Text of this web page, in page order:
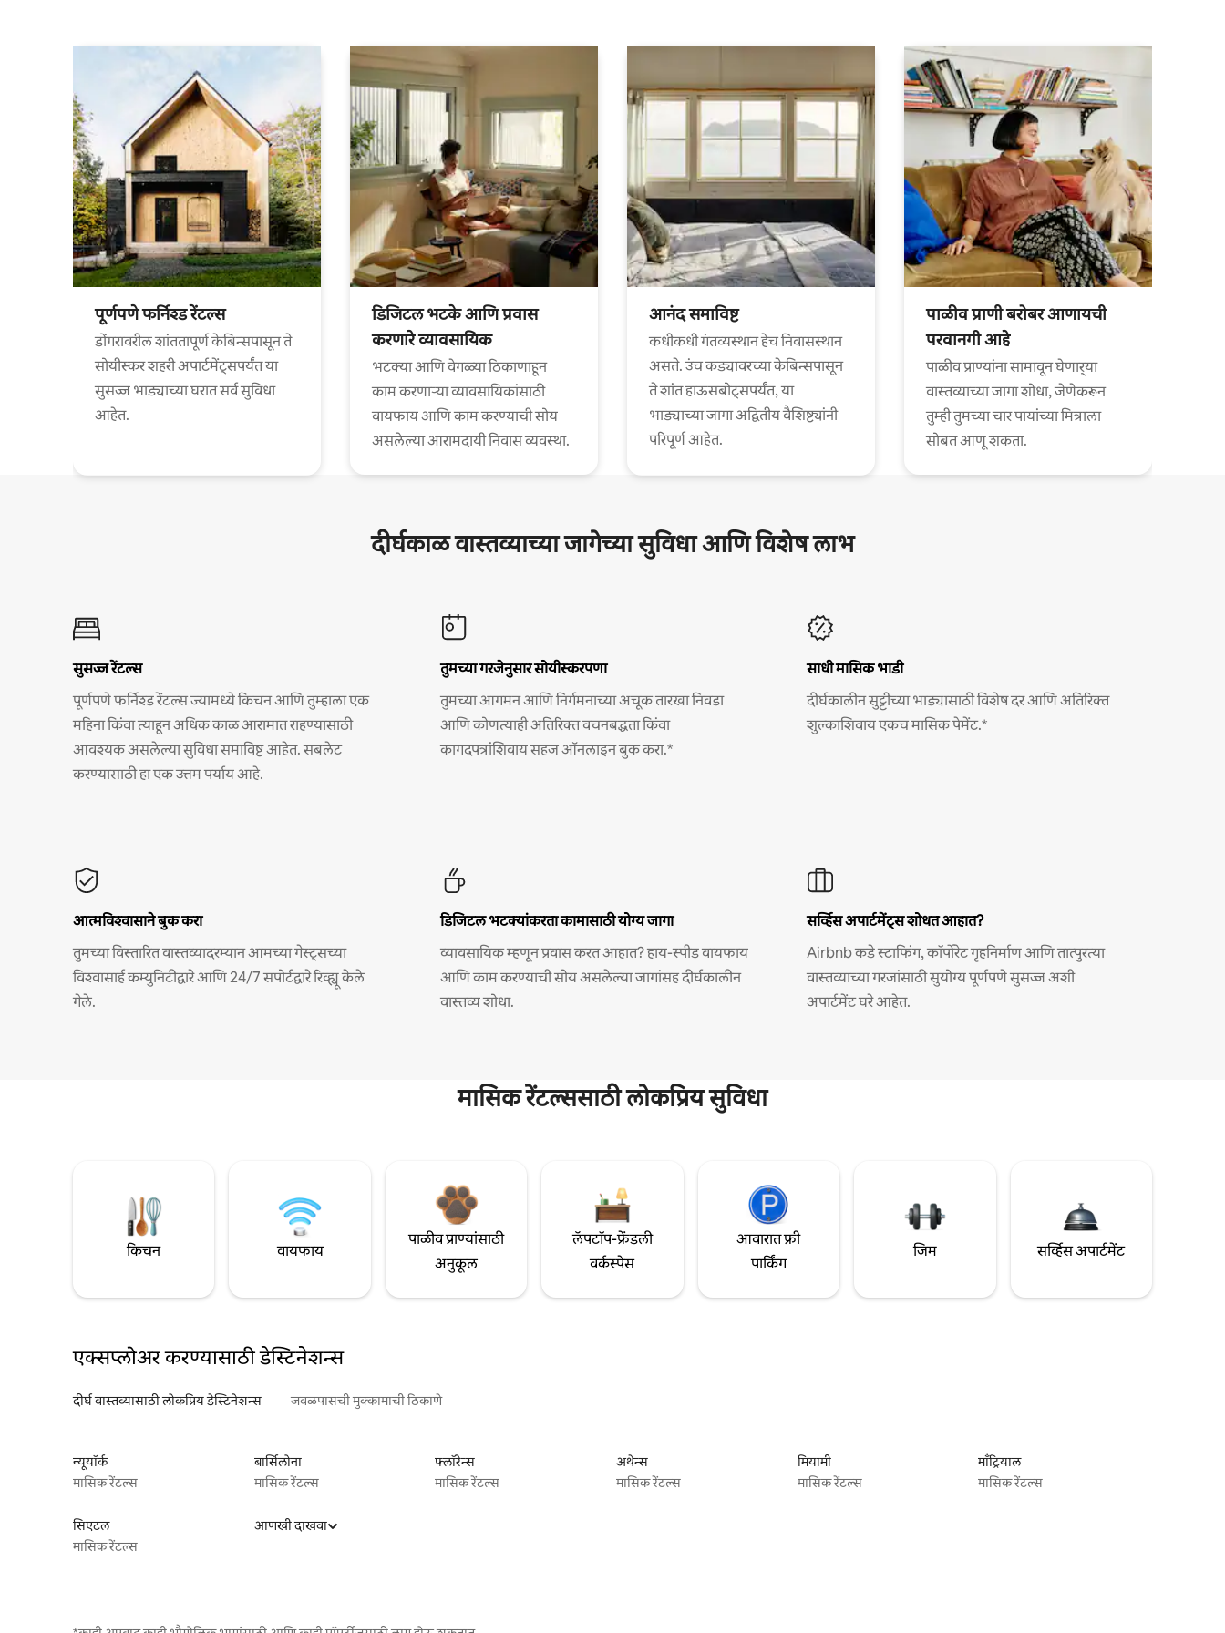
पूर्णपणे फर्निश्ड रेंटल्स
डोंगरावरील शांततापूर्ण केबिन्सपासून ते
सोयीस्कर शहरी अपार्टमेंट्सपर्यंत या
सुसज्ज भाड्याच्या घरात सर्व सुविधा
आहेत.
डिजिटल भटके आणि प्रवास
करणारे व्यावसायिक
भटक्या आणि वेगळ्या ठिकाणाहून
काम करणाऱ्या व्यावसायिकांसाठी
वायफाय आणि काम करण्याची सोय
असलेल्या आरामदायी निवास व्यवस्था.
आनंद समाविष्ट
कधीकधी गंतव्यस्थान हेच निवासस्थान
असते. उंच कड्यावरच्या केबिन्सपासून
ते शांत हाऊसबोट्सपर्यंत, या
भाड्याच्या जागा अद्वितीय वैशिष्ट्यांनी
परिपूर्ण आहेत.
पाळीव प्राणी बरोबर आणायची
परवानगी आहे
पाळीव प्राण्यांना सामावून घेणार्‍या
वास्तव्याच्या जागा शोधा, जेणेकरून
तुम्ही तुमच्या चार पायांच्या मित्राला
सोबत आणू शकता.
दीर्घकाळ वास्तव्याच्या जागेच्या सुविधा आणि विशेष लाभ
सुसज्ज रेंटल्स
पूर्णपणे फर्निश्ड रेंटल्स ज्यामध्ये किचन आणि तुम्हाला एक
महिना किंवा त्याहून अधिक काळ आरामात राहण्यासाठी
आवश्यक असलेल्या सुविधा समाविष्ट आहेत. सबलेट
करण्यासाठी हा एक उत्तम पर्याय आहे.
तुमच्या गरजेनुसार सोयीस्करपणा
तुमच्या आगमन आणि निर्गमनाच्या अचूक तारखा निवडा
आणि कोणत्याही अतिरिक्त वचनबद्धता किंवा
कागदपत्रांशिवाय सहज ऑनलाइन बुक करा.*
साधी मासिक भाडी
दीर्घकालीन सुट्टीच्या भाड्यासाठी विशेष दर आणि अतिरिक्त
शुल्काशिवाय एकच मासिक पेमेंट.*
आत्मविश्वासाने बुक करा
तुमच्या विस्तारित वास्तव्यादरम्यान आमच्या गेस्ट्सच्या
विश्वासार्ह कम्युनिटीद्वारे आणि 24/7 सपोर्टद्वारे रिव्ह्यू केले
गेले.
डिजिटल भटक्यांकरता कामासाठी योग्य जागा
व्यावसायिक म्हणून प्रवास करत आहात? हाय-स्पीड वायफाय
आणि काम करण्याची सोय असलेल्या जागांसह दीर्घकालीन
वास्तव्य शोधा.
सर्व्हिस अपार्टमेंट्स शोधत आहात?
Airbnb कडे स्टाफिंग, कॉर्पोरेट गृहनिर्माण आणि तात्पुरत्या
वास्तव्याच्या गरजांसाठी सुयोग्य पूर्णपणे सुसज्ज अशी
अपार्टमेंट घरे आहेत.
मासिक रेंटल्ससाठी लोकप्रिय सुविधा
किचन वायफाय
पाळीव प्राण्यांसाठी
अनुकूल
लॅपटॉप-फ्रेंडली
वर्कस्पेस
आवारात फ्री
पार्किंग
जिम सर्व्हिस अपार्टमेंट
एक्सप्लोअर करण्यासाठी डेस्टिनेशन्स
दीर्घ वास्तव्यासाठी लोकप्रिय डेस्टिनेशन्स जवळपासची मुक्कामाची ठिकाणे
न्यूयॉर्क
मासिक रेंटल्स
बार्सिलोना
मासिक रेंटल्स
फ्लॉरेन्स
मासिक रेंटल्स
अथेन्स
मासिक रेंटल्स
मियामी
मासिक रेंटल्स
माँट्रियाल
मासिक रेंटल्स
सिएटल
मासिक रेंटल्स
आणखी दाखवा